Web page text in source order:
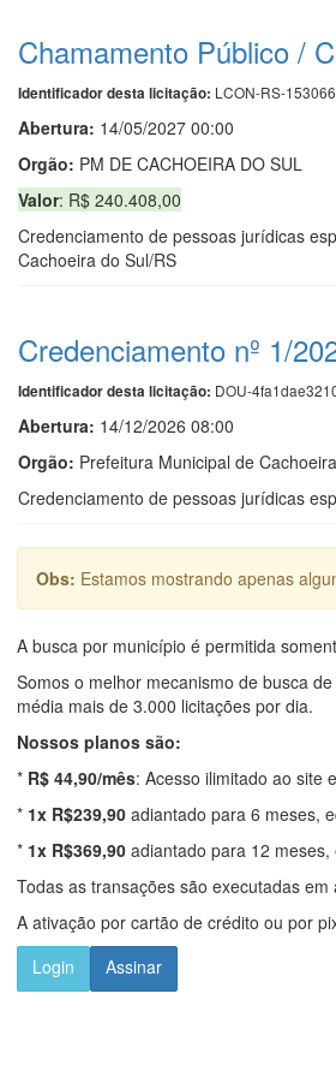
Chamamento Público /
Identificador desta licitação: LCON-RS-
Abertura: 14/05/2027 00:00
Orgão: PM DE CACHOEIRA DO SUL
Valor: R$ 240.408,00
Credenciamento de pessoas jurídicas
Cachoeira do Sul/RS
Credenciamento nº 1/
Identificador desta licitação: DOU-
Abertura: 14/12/2026 08:00
Orgão: Prefeitura Municipal de
Credenciamento de pessoas jurídicas
Obs: Estamos mostrando apenas
A busca por município é permitida
Somos o melhor mecanismo de busca
média mais de 3.000 licitações por dia.
Nossos planos são:
* R$ 44,90/mês: Acesso ilimitado ao site
* 1x R$239,90 adiantado para 6 meses,
* 1x R$369,90 adiantado para 12
Todas as transações são executadas
A ativação por cartão de crédito ou por
Login
Assinar